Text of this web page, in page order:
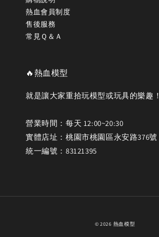
熱血會員制度
售後服務
常見Ｑ＆Ａ
🔥熱血模型
就是讓大家重拾玩模型或玩具的樂趣！
營業時間：每天 12:00~20:30
實體店址：桃園市桃園區永安路376號
統一編號：83121395
© 2026 熱血模型